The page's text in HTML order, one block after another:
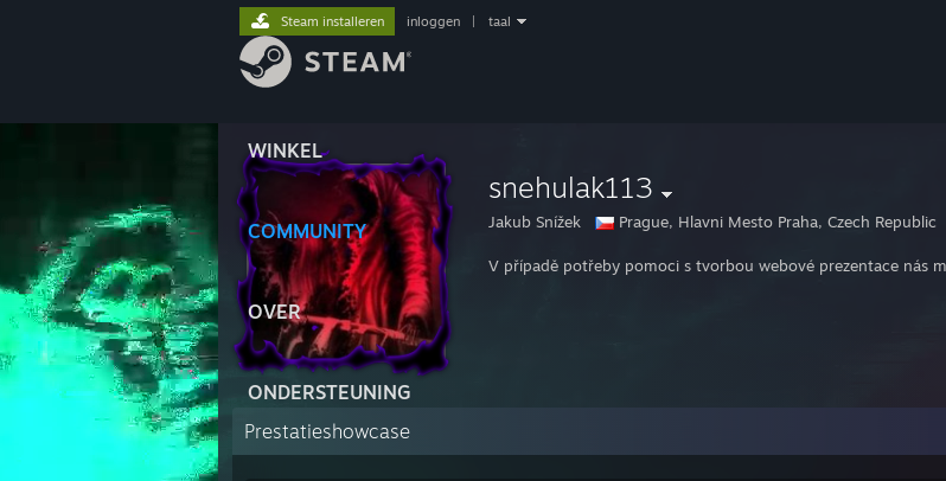
WINKEL
COMMUNITY
OVER
ONDERSTEUNING
Steam installeren inloggen taal
snehulak113
Jakub Snížek Prague, Hlavni Mesto Praha, Czech Republic
V případě potřeby pomoci s tvorbou webové prezentace nás
Prestatieshowcase